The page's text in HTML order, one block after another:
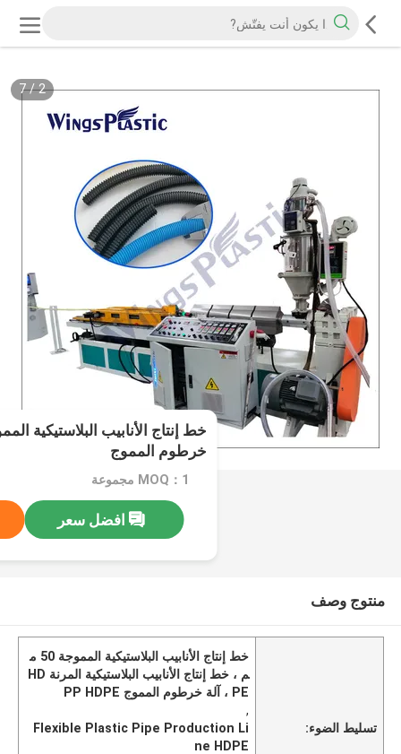
2
/
7
خرطوم المموج
MOQ：1 مجموعة
افضل سعر
منتوج وصف
تسليط الضوء:
خط إنتاج الأنابيب البلاستيكية المموجة 50 م
م ، خط إنتاج الأنابيب البلاستيكية المرنة HD
PE ، آلة خرطوم المموج PP HDPE
,
Flexible Plastic Pipe Production Li
ne HDPE